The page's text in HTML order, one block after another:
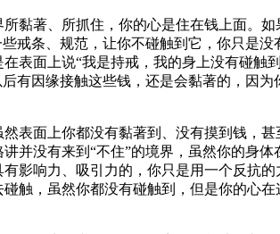
著、所抓住，你的心是住在钱上面。
戒条、规范，让你不碰触到它，你只是
表面上说“我是持戒，我的身上没有碰
有因缘接触这些钱，还是会黏著的，因
面上你都没有黏著到、没有摸到钱，
并没有来到“不住”的境界，虽然你的身
影响力、吸引力的，你只是用一个反抗
触，虽然你都没有碰触到，但是你的心